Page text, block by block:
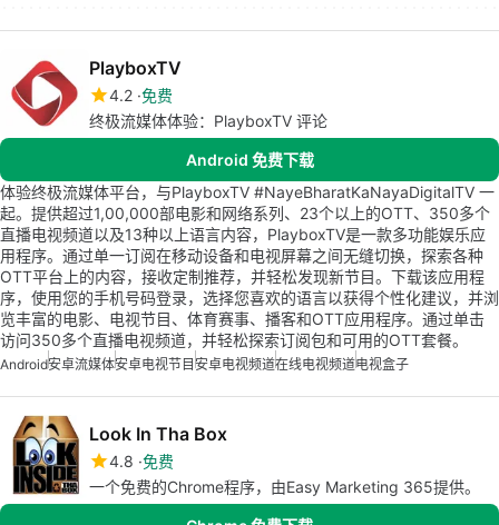
PlayboxTV
4.2 免费
终极流媒体体验：PlayboxTV 评论
Android 免费下载
体验终极流媒体平台，与PlayboxTV #NayeBharatKaNayaDigitalTV 一
起。提供超过1,00,000部电影和网络系列、23个以上的OTT、350多个
直播电视频道以及13种以上语言内容，PlayboxTV是一款多功能娱乐应
用程序。通过单一订阅在移动设备和电视屏幕之间无缝切换，探索各种
OTT平台上的内容，接收定制推荐，并轻松发现新节目。下载该应用程
序，使用您的手机号码登录，选择您喜欢的语言以获得个性化建议，并浏
览丰富的电影、电视节目、体育赛事、播客和OTT应用程序。通过单击
访问350多个直播电视频道，并轻松探索订阅包和可用的OTT套餐。
Android安卓流媒体安卓电视节目 安卓电视频道在线电视频道电视盒子
Look In Tha Box
4.8 免费
一个免费的Chrome程序，由Easy Marketing 365提供。